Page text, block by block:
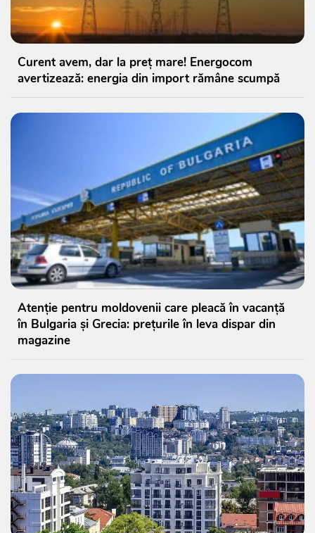
Curent avem, dar la preț mare! Energocom
avertizează: energia din import rămâne scumpă
Atenție pentru moldovenii care pleacă în vacanță
în Bulgaria și Grecia: prețurile în leva dispar din
magazine